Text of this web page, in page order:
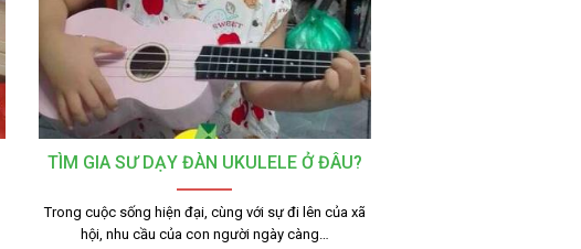
TÌM GIA SƯ DẠY ĐÀN UKULELE Ở ĐÂU?
Trong cuộc sống hiện đại, cùng với sự đi lên của xã
hội, nhu cầu của con người ngày càng…